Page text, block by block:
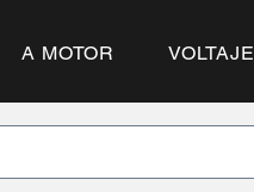
A MOTOR VOLTAJE